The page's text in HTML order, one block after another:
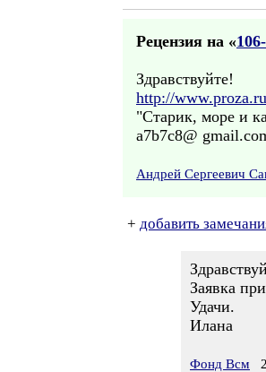
Рецензия на «
Здравствуйте!
http://
"Старик, море и
a7b7c8@
Андрей Сергеевич
+ добавить
Заявка
Удачи.
Илана
Фонд Всм